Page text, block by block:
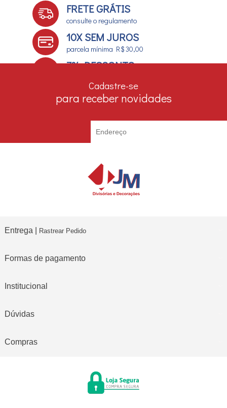
FRETE GRÁTIS
consulte o regulamento
10X SEM JUROS
parcela mínima R$ 30,00
7% DESCONTO
Cadastre-se
para receber novidades
Entrega | Rastrear Pedido
Formas de pagamento
Institucional
Dúvidas
Compras